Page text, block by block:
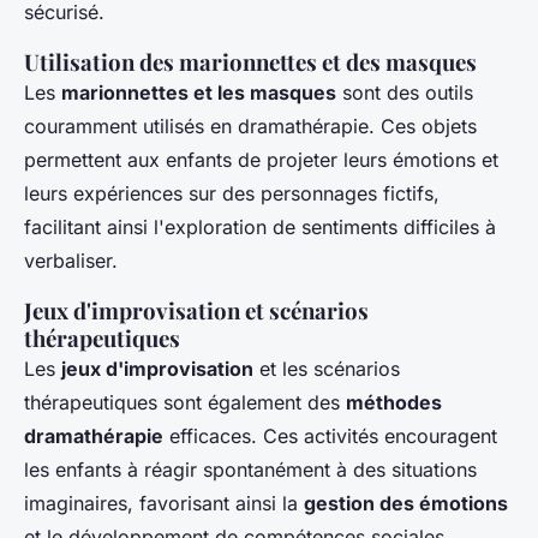
sécurisé.
Utilisation des marionnettes et des masques
Les marionnettes et les masques sont des outils
couramment utilisés en dramathérapie. Ces objets
permettent aux enfants de projeter leurs émotions et
leurs expériences sur des personnages fictifs,
facilitant ainsi l'exploration de sentiments difficiles à
verbaliser.
Jeux d'improvisation et scénarios
thérapeutiques
Les jeux d'improvisation et les scénarios
thérapeutiques sont également des méthodes
dramathérapie efficaces. Ces activités encouragent
les enfants à réagir spontanément à des situations
imaginaires, favorisant ainsi la gestion des émotions